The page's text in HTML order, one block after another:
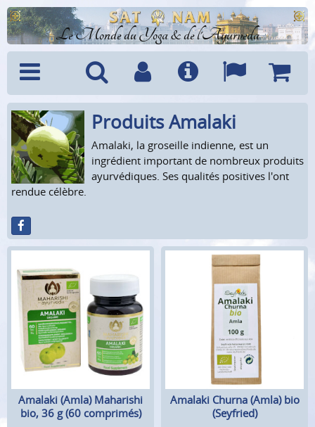
Le Monde du Yoga & de l'Ayurveda
Menu Recherche
CompteInfo Langues
Produits Amalaki
Amalaki, la groseille indienne, est un
ingrédient important de nombreux produits
ayurvédiques. Ses qualités positives l'ont
rendue célèbre.
Amalaki (Amla) Maharishi
bio, 36 g (60 comprimés)
Amalaki Churna (Amla) bio
(Seyfried)